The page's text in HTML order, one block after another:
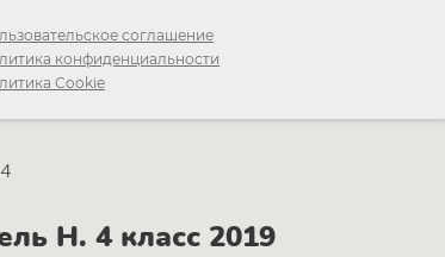
соглашение
конфиденциальности
Cookie
Н. 4 класс 2019